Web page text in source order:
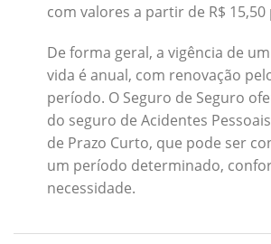
com valores a partir de R$ 15,50
De forma geral, a vigência de
vida é anual, com renovação
período. O Seguro de Seguro
do seguro de Acidentes
de Prazo Curto, que pode ser
um período determinado,
necessidade.